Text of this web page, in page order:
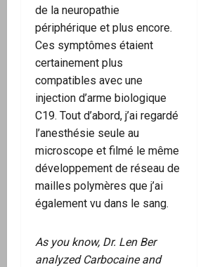
de la neuropathie
périphérique et plus encore.
Ces symptômes étaient
certainement plus
compatibles avec une
injection d’arme biologique
C19. Tout d’abord, j’ai regardé
l’anesthésie seule au
microscope et filmé le même
développement de réseau de
mailles polymères que j’ai
également vu dans le sang.
As you know, Dr. Len Ber
analyzed Carbocaine and